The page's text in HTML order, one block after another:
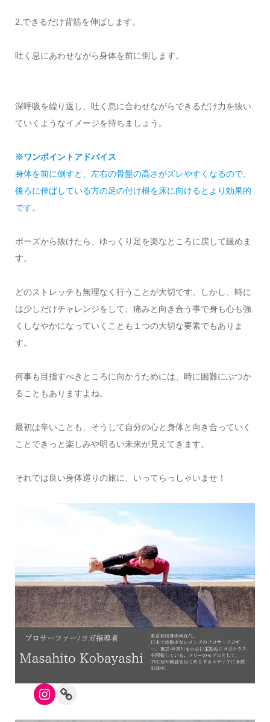
2,できるだけ背筋を伸ばします。
吐く息にあわせながら身体を前に倒します。
深呼吸を繰り返し、吐く息に合わせながらできるだけ力を抜い
ていくようなイメージを持ちましょう。
※ワンポイントアドバイス
身体を前に倒すと、左右の骨盤の高さがズレやすくなるので、
後ろに伸ばしている方の足の付け根を床に向けるとより効果的
です。
ポーズから抜けたら、ゆっくり足を楽なところに戻して緩めま
す。
どのストレッチも無理なく行うことが大切です。しかし、時に
は少しだけチャレンジをして、痛みと向き合う事で身も心も強
くしなやかになっていくことも１つの大切な要素でもありま
す。
何事も目指すべきところに向かうためには、時に困難にぶつか
ることもありますよね。
最初は辛いことも、そうして自分の心と身体と向き合っていく
ことできっと楽しみや明るい未来が見えてきます。
それでは良い身体巡りの旅に、いってらっしゃいませ！
Instagram
Link